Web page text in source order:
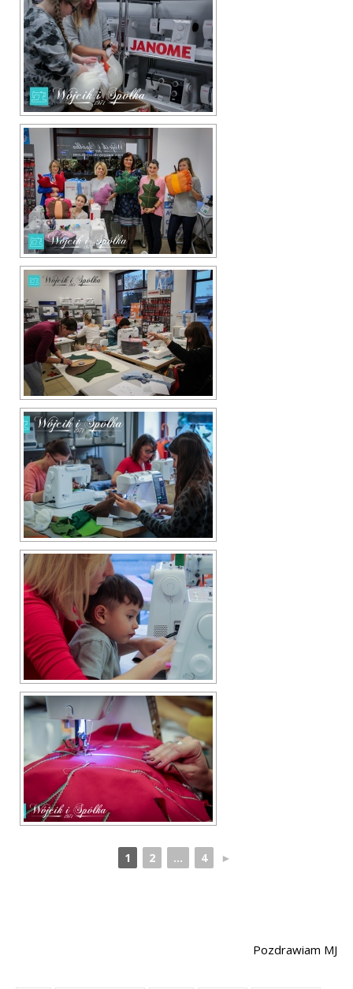
1 2 ... 4 ►
Pozdrawiam MJ